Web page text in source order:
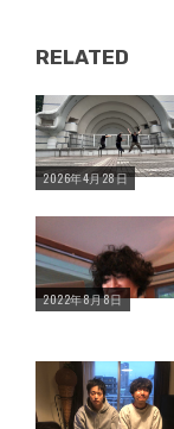
RELATED
Warning : Undefined variable $post_id in
/home/storywriter/storywriter.tokyo/public_html/wp-content/themes/StoryWriter/single.phpon line242
2026年4月28日
Warning : Undefined variable $post_id in
/home/storywriter/storywriter.tokyo/public_html/wp-content/themes/StoryWriter/single.phpon line242
2022年8月8日
Warning : Undefined variable $post_id in
/home/storywriter/storywriter.tokyo/public_html/wp-content/themes/StoryWriter/single.phpon line242